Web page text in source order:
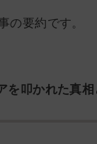
の要約です。
を叩かれた真